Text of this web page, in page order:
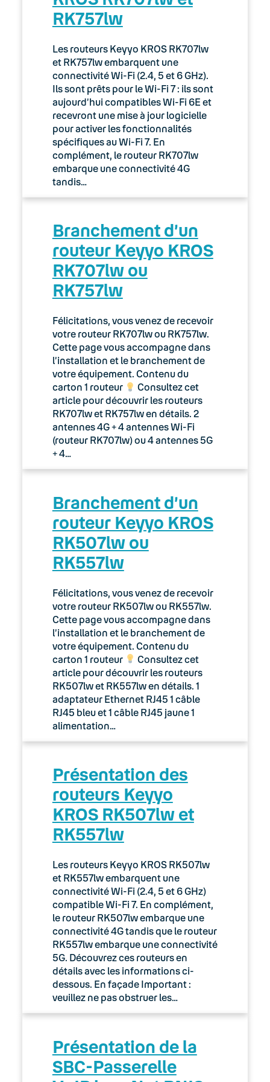
03. Accès Internet
04. Téléphonie fixe
Expert
Guides d’installation
Option Télétravail
Utilisation des téléphones IP fixes
compatibles Wi-Fi
BeroNet
Configuration requise
Logiciels
Passerelles analogiques (adaptateurs
ATA)
Réseau
Branchements du routeur Keyyo
BRS353aw
Modem routeur Zyxel Prestige
660H
Switch QoS Zyxel ES-105A/108A
Modes d’emploi
05. Téléphonie Mobile
06. Cybersécurité
Keyyo Connect
Keyyo Visio
RK757lw
Les routeurs Keyyo KROS RK707lw
et RK757lw embarquent une
connectivité Wi-Fi (2.4, 5 et 6 GHz).
Ils sont prêts pour le Wi-Fi 7 : ils sont
aujourd’hui compatibles Wi-Fi 6E et
recevront une mise à jour logicielle
pour activer les fonctionnalités
spécifiques au Wi-Fi 7. En
complément, le routeur RK707lw
embarque une connectivité 4G
tandis…
Branchement d’un
routeur Keyyo KROS
RK707lw ou
RK757lw
Félicitations, vous venez de recevoir
votre routeur RK707lw ou RK757lw.
Cette page vous accompagne dans
l’installation et le branchement de
votre équipement. Contenu du
carton 1 routeur
Consultez cet
article pour découvrir les routeurs
RK707lw et RK757lw en détails. 2
antennes 4G + 4 antennes Wi-Fi
(routeur RK707lw) ou 4 antennes 5G
+ 4…
Branchement d’un
routeur Keyyo KROS
RK507lw ou
RK557lw
Félicitations, vous venez de recevoir
votre routeur RK507lw ou RK557lw.
Cette page vous accompagne dans
l’installation et le branchement de
votre équipement. Contenu du
carton 1 routeur
Consultez cet
article pour découvrir les routeurs
RK507lw et RK557lw en détails. 1
adaptateur Ethernet RJ45 1 câble
RJ45 bleu et 1 câble RJ45 jaune 1
alimentation…
Présentation des
routeurs Keyyo
KROS RK507lw et
RK557lw
Les routeurs Keyyo KROS RK507lw
et RK557lw embarquent une
connectivité Wi-Fi (2.4, 5 et 6 GHz)
compatible Wi-Fi 7. En complément,
le routeur RK507lw embarque une
connectivité 4G tandis que le routeur
RK557lw embarque une connectivité
5G. Découvrez ces routeurs en
détails avec les informations ci-
dessous. En façade Important :
veuillez ne pas obstruer les…
Présentation de la
SBC-Passerelle